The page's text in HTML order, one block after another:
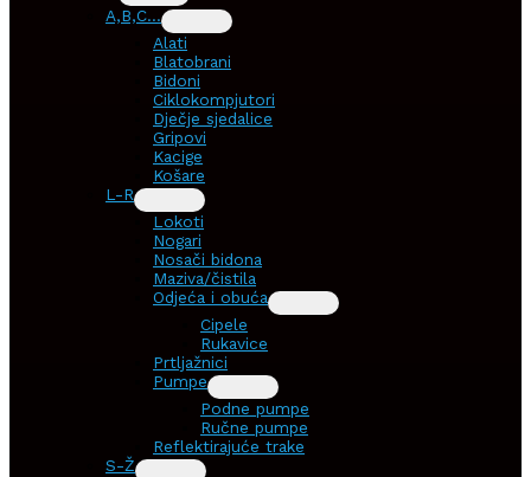
A,B,C…
Alati
Blatobrani
Bidoni
Ciklokompjutori
Dječje sjedalice
Gripovi
Kacige
Košare
L-R
Lokoti
Nogari
Nosači bidona
Maziva/čistila
Odjeća i obuća
Cipele
Rukavice
Prtljažnici
Pumpe
Podne pumpe
Ručne pumpe
Reflektirajuće trake
S-Ž